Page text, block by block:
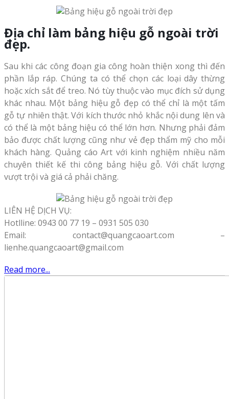
Địa chỉ làm bảng hiệu gỗ ngoài trời
đẹp.
Sau khi các công đoạn gia công hoàn thiện xong thì đến
phần lắp ráp. Chúng ta có thể chọn các loại dây thừng
hoặc xích sắt để treo. Nó tùy thuộc vào mục đích sử dụng
khác nhau. Một bảng hiệu gỗ đẹp có thể chỉ là một tấm
gỗ tự nhiên thật. Với kích thước nhỏ khắc nội dung lên và
có thể là một bảng hiệu có thể lớn hơn. Nhưng phải đảm
bảo được chất lượng cũng như vẻ đẹp thẩm mỹ cho mỗi
khách hàng. Quảng cáo Art với kinh nghiệm nhiều năm
chuyên thiết kế thi công bảng hiệu gỗ. Với chất lượng
vượt trội và giá cả phải chăng.
LIÊN HỆ DỊCH VỤ:
Hotlline: 0943 00 77 19 – 0931 505 030
Email: contact@quangcaoart.com –
lienhe.quangcaoart@gmail.com
Read more...